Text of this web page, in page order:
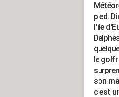
pied.
l'ile
le golfr
son
c'est